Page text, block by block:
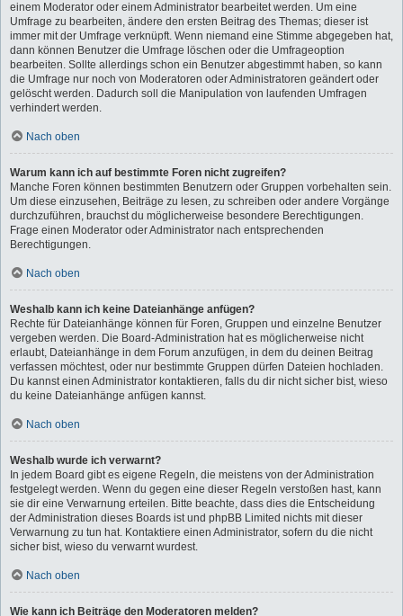
einem Moderator oder einem Administrator bearbeitet werden. Um eine
Umfrage zu bearbeiten, ändere den ersten Beitrag des Themas; dieser ist
immer mit der Umfrage verknüpft. Wenn niemand eine Stimme abgegeben hat,
dann können Benutzer die Umfrage löschen oder die Umfrageoption
bearbeiten. Sollte allerdings schon ein Benutzer abgestimmt haben, so kann
die Umfrage nur noch von Moderatoren oder Administratoren geändert oder
gelöscht werden. Dadurch soll die Manipulation von laufenden Umfragen
verhindert werden.
Nach oben
Warum kann ich auf bestimmte Foren nicht zugreifen?
Manche Foren können bestimmten Benutzern oder Gruppen vorbehalten sein.
Um diese einzusehen, Beiträge zu lesen, zu schreiben oder andere Vorgänge
durchzuführen, brauchst du möglicherweise besondere Berechtigungen.
Frage einen Moderator oder Administrator nach entsprechenden
Berechtigungen.
Nach oben
Weshalb kann ich keine Dateianhänge anfügen?
Rechte für Dateianhänge können für Foren, Gruppen und einzelne Benutzer
vergeben werden. Die Board-Administration hat es möglicherweise nicht
erlaubt, Dateianhänge in dem Forum anzufügen, in dem du deinen Beitrag
verfassen möchtest, oder nur bestimmte Gruppen dürfen Dateien hochladen.
Du kannst einen Administrator kontaktieren, falls du dir nicht sicher bist, wieso
du keine Dateianhänge anfügen kannst.
Nach oben
Weshalb wurde ich verwarnt?
In jedem Board gibt es eigene Regeln, die meistens von der Administration
festgelegt werden. Wenn du gegen eine dieser Regeln verstoßen hast, kann
sie dir eine Verwarnung erteilen. Bitte beachte, dass dies die Entscheidung
der Administration dieses Boards ist und phpBB Limited nichts mit dieser
Verwarnung zu tun hat. Kontaktiere einen Administrator, sofern du die nicht
sicher bist, wieso du verwarnt wurdest.
Nach oben
Wie kann ich Beiträge den Moderatoren melden?